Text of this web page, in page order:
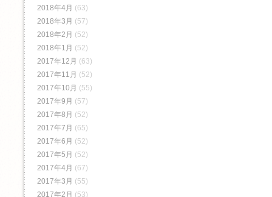
2018年4月 (63)
2018年3月 (57)
2018年2月 (52)
2018年1月 (52)
2017年12月 (63)
2017年11月 (52)
2017年10月 (55)
2017年9月 (57)
2017年8月 (52)
2017年7月 (65)
2017年6月 (52)
2017年5月 (52)
2017年4月 (67)
2017年3月 (55)
2017年2月 (53)